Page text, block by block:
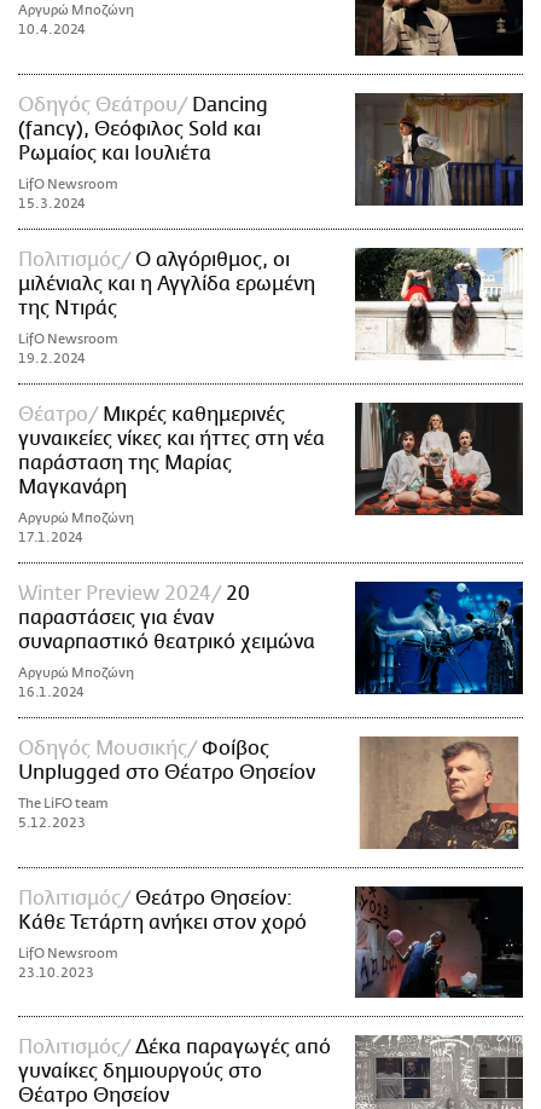
Αργυρώ Μποζώνη
10.4.2024
Οδηγός Θεάτρου
Dancing
(fancy), Θεόφιλος Sold και
Ρωμαίος και Ιουλιέτα
LifO Newsroom
15.3.2024
Πολιτισμός
Ο αλγόριθμος, οι
μιλένιαλς και η Αγγλίδα ερωμένη
της Ντιράς
LifO Newsroom
19.2.2024
Θέατρο
Μικρές καθημερινές
γυναικείες νίκες και ήττες στη νέα
παράσταση της Μαρίας
Μαγκανάρη
Αργυρώ Μποζώνη
17.1.2024
Winter Preview 2024
20
παραστάσεις για έναν
συναρπαστικό θεατρικό χειμώνα
Αργυρώ Μποζώνη
16.1.2024
Οδηγός Μουσικής
Φοίβος
Unplugged στο Θέατρο Θησείον
The LiFO team
5.12.2023
Πολιτισμός
Θεάτρο Θησείον:
Κάθε Τετάρτη ανήκει στον χορό
LifO Newsroom
23.10.2023
Πολιτισμός
Δέκα παραγωγές από
γυναίκες δημιουργούς στο
Θέατρο Θησείον